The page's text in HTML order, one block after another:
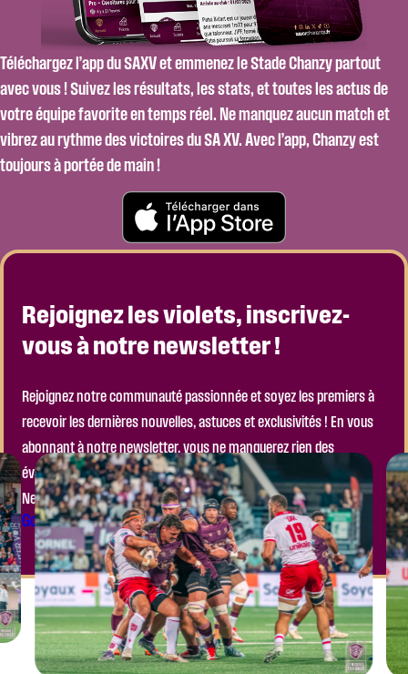
Téléchargez l’app du SAXV et emmenez le Stade Chanzy partout
avec vous ! Suivez les résultats, les stats, et toutes les actus de
votre équipe favorite en temps réel. Ne manquez aucun match et
vibrez au rythme des victoires du SA XV. Avec l’app, Chanzy est
toujours à portée de main !
Rejoignez les violets, inscrivez-
vous à notre newsletter !
Rejoignez notre communauté passionnée et soyez les premiers à
recevoir les dernières nouvelles, astuces et exclusivités ! En vous
abonnant à notre newsletter, vous ne manquerez rien des
événements à venir, ni des actualités importantes de notre club.
Ne laissez pas passer l’occasion de faire partie de l’aventure !
Go to the Module